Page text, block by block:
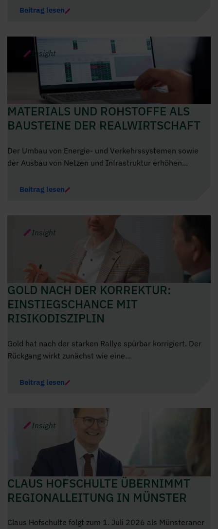
Beitrag lesen
Insight
MATERIALS UND ROHSTOFFE ALS
BAUSTEINE DER REALWIRTSCHAFT
Der Umbau von Energie- und Verkehrssystemen sowie
der Ausbau von Netzen und Infrastruktur erhöhen...
Beitrag lesen
Insight
GOLD NACH DER KORREKTUR:
EINSTIEGSCHANCE MIT
RISIKODISZIPLIN
Gold hat nach der starken Rallye spürbar korrigiert. Der
Rückgang wirkt zunächst wie eine...
Beitrag lesen
Insight
CLAUS HOFSCHULTE ÜBERNIMMT
REGIONALLEITUNG IN MÜNSTER
Claus Hofschulte folgt zum 1. Juli 2026 als Münsteraner